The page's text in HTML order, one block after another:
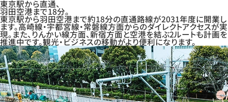
東京駅から直通、
羽田空港まで18分。
東京駅から羽田空港まで約18分の直通路線が2031年度に開業し
ます。高崎線・宇都宮線・常磐線方面からのダイレクトアクセスが実
現。また、りんかい線方面、新宿方面と空港を結ぶ2ルートも計画を
推進中です。観光・ビジネスの移動がより便利になります。